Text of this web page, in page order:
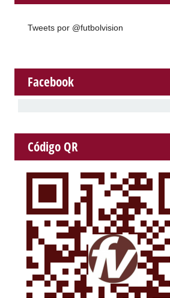
Tweets por @futbolvision
Facebook
Código QR